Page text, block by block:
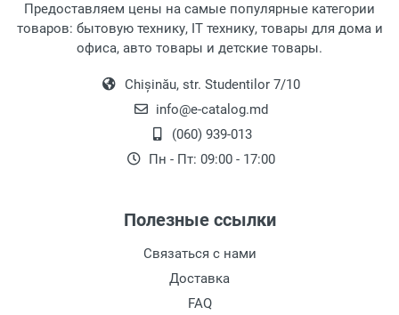
Предоставляем цены на самые популярные категории
товаров: бытовую технику, IT технику, товары для дома и
офиса, авто товары и детские товары.
Chișinău, str. Studentilor 7/10
info@e-catalog.md
(060) 939-013
Пн - Пт: 09:00 - 17:00
Полезные ссылки
Связаться с нами
Доставка
FAQ